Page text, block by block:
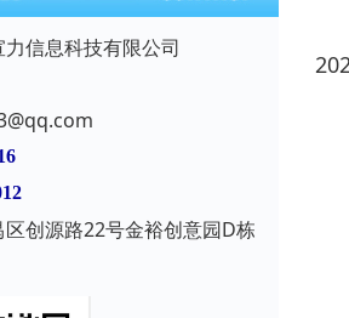
信息科技有限公司
区创源路22号金裕创意园D栋